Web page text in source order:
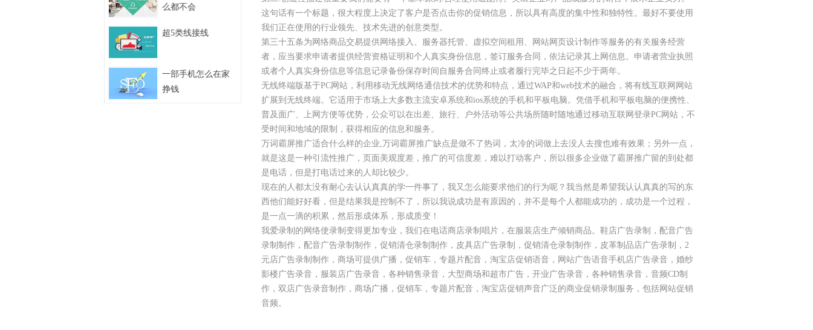
么都不会
超5类线接线
一部手机怎么在家
挣钱
这句话有一个标题，很大程度上决定了客户是否点击你的促销信息，所以具有高度的集中性和独特性。最好不要使用
我们正在使用的行业领先、技术先进的创意类型。
第三十五条为网络商品交易提供网络接入、服务器托管、虚拟空间租用、网站网页设计制作等服务的有关服务经营
者，应当要求申请者提供经营资格证明和个人真实身份信息，签订服务合同，依法记录其上网信息。申请者营业执照
或者个人真实身份信息等信息记录备份保存时间自服务合同终止或者履行完毕之日起不少于两年。
无线终端版基于PC网站，利用移动无线网络通信技术的优势和特点，通过WAP和web技术的融合，将有线互联网网站
扩展到无线终端。它适用于市场上大多数主流安卓系统和ios系统的手机和平板电脑。凭借手机和平板电脑的便携性、
普及面广、上网方便等优势，公众可以在出差、旅行、户外活动等公共场所随时随地通过移动互联网登录PC网站，不
受时间和地域的限制，获得相应的信息和服务。
万词霸屏推广适合什么样的企业,万词霸屏推广缺点是做不了热词，太冷的词做上去没人去搜也难有效果；另外一点，
就是这是一种引流性推广，页面美观度差，推广的可信度差，难以打动客户，所以很多企业做了霸屏推广留的到处都
是电话，但是打电话过来的人却比较少。
现在的人都太没有耐心去认认真真的学一件事了，我又怎么能要求他们的行为呢？我当然是希望我认认真真的写的东
西他们能好好看，但是结果我是控制不了，所以我说成功是有原因的，并不是每个人都能成功的，成功是一个过程，
是一点一滴的积累，然后形成体系，形成质变！
我爱录制的网络使录制变得更加专业，我们在电话商店录制唱片，在服装店生产倾销商品。鞋店广告录制，配音广告
录制制作，配音广告录制制作，促销清仓录制制作，皮具店广告录制，促销清仓录制制作，皮革制品店广告录制，2
元店广告录制制作，商场可提供广播，促销车，专题片配音，淘宝店促销语音，网站广告语音手机店广告录音，婚纱
影楼广告录音，服装店广告录音，各种销售录音，大型商场和超市广告，开业广告录音，各种销售录音，音频CD制
作，双店广告录音制作，商场广播，促销车，专题片配音，淘宝店促销声音广泛的商业促销录制服务，包括网站促销
音频。